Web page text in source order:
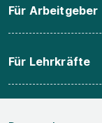
Für Arbeitgeber
Für Lehrkräfte